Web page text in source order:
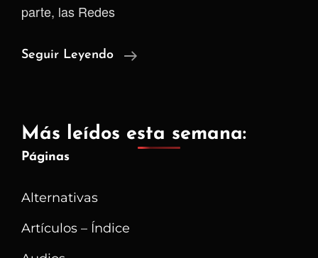
parte, las Redes
Seguir Leyendo
¿Que
Sociales?
Más leídos esta semana:
Páginas
Alternativas
Artículos – Índice